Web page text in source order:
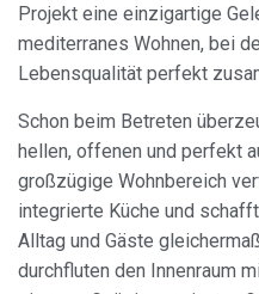
Projekt eine einzigartige
mediterranes Wohnen, bei
Lebensqualität perfekt
Schon beim Betreten
hellen, offenen und perfekt
großzügige Wohnbereich
integrierte Küche und
Alltag und Gäste
durchfluten den Innenraum